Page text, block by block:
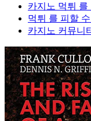
카지노 먹튀
먹튀 를 피할
카지노 커뮤니